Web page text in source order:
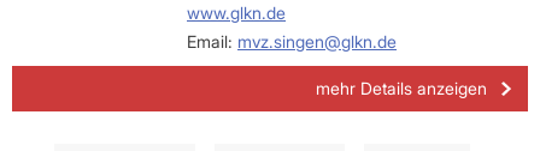
www.glkn.de
Email: mvz.singen@glkn.de
mehr Details anzeigen